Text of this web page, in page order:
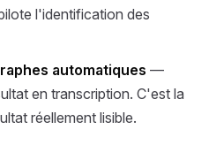
l'identification des
automatiques —
en transcription. C'est la
réellement lisible.